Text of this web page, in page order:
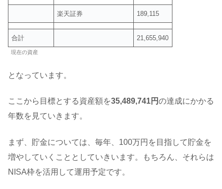
楽天証券 189,115
合計 21,655,940
現在の資産
となっています。
ここから目標とする資産額を35,489,741円の達成にかかる
年数を見ていきます。
まず、貯金については、毎年、100万円を目指して貯金を
増やしていくこととしていきいます。もちろん、それらは
NISA枠を活用して運用予定です。